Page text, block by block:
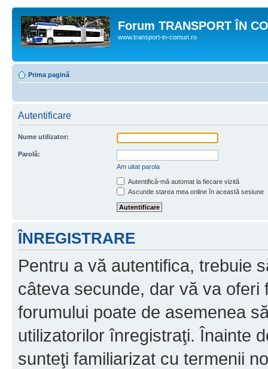
Forum TRANSPORT ÎN
www.transport-in-comun.ro
Prima pagină
Autentificare
Nume utilizator:
Parolă:
Am uitat parola
Autentifică-mă automat la fiecare vizită
Ascunde starea mea online în această sesiune
ÎNREGISTRARE
Pentru a vă autentifica, trebuie
câteva secunde, dar vă va oferi
forumului poate de asemenea
utilizatorilor înregistraţi. Înainte
sunteţi familiarizat cu termenii